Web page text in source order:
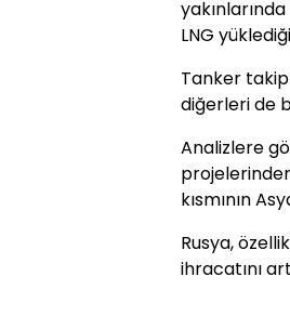
LNG
Tanker
diğerleri de
Analizlere
kısmının
Rusya,
ihracatını